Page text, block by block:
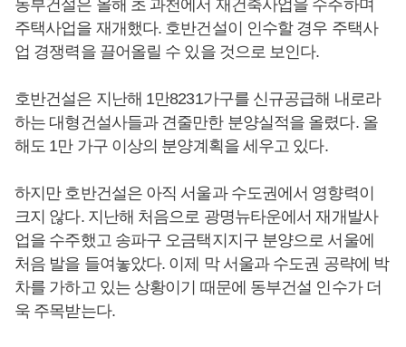
동부건설은 올해 초 과천에서 재건축사업을 수주하며
주택사업을 재개했다. 호반건설이 인수할 경우 주택사
업 경쟁력을 끌어올릴 수 있을 것으로 보인다.
호반건설은 지난해 1만8231가구를 신규공급해 내로라
하는 대형건설사들과 견줄만한 분양실적을 올렸다. 올
해도 1만 가구 이상의 분양계획을 세우고 있다.
하지만 호반건설은 아직 서울과 수도권에서 영향력이
크지 않다. 지난해 처음으로 광명뉴타운에서 재개발사
업을 수주했고 송파구 오금택지지구 분양으로 서울에
처음 발을 들여놓았다. 이제 막 서울과 수도권 공략에 박
차를 가하고 있는 상황이기 때문에 동부건설 인수가 더
욱 주목받는다.